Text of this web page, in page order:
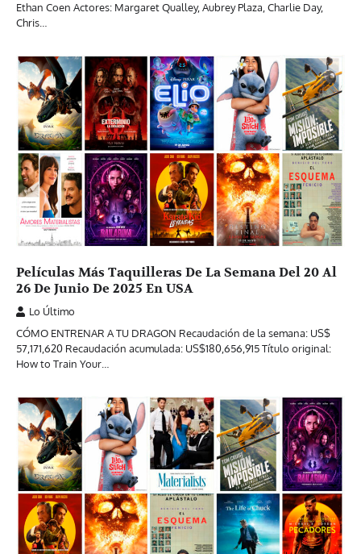
Ethan Coen Actores: Margaret Qualley, Aubrey Plaza, Charlie Day,
Chris…
Películas Más Taquilleras De La Semana Del 20 Al
26 De Junio De 2025 En USA
Lo Último
CÓMO ENTRENAR A TU DRAGON Recaudación de la semana: US$
57,171,620 Recaudación acumulada: US$180,656,915 Título original:
How to Train Your…